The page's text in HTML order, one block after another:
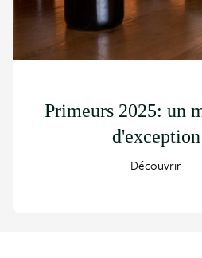
Primeurs 2025: un
d'exception
Découvrir